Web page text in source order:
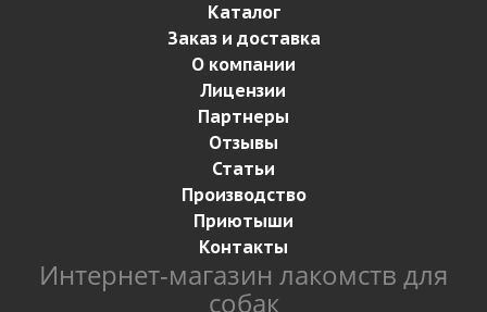
Интернет-магазин лакомств для
собак
Каталог
Заказ и доставка
О компании
Лицензии
Партнеры
Отзывы
Статьи
Производство
Приютыши
Контакты